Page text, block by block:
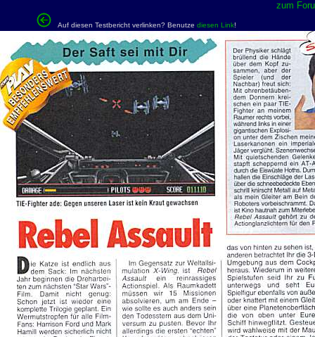
zum
Auf diesen Testbericht verlinken? Benutze diesen Link!